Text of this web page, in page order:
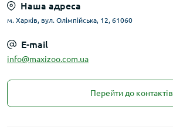
Наша адреса
м. Харків, вул. Олімпійська, 12, 61060
E-mail
info@maxizoo.com.ua
Перейти до контактів